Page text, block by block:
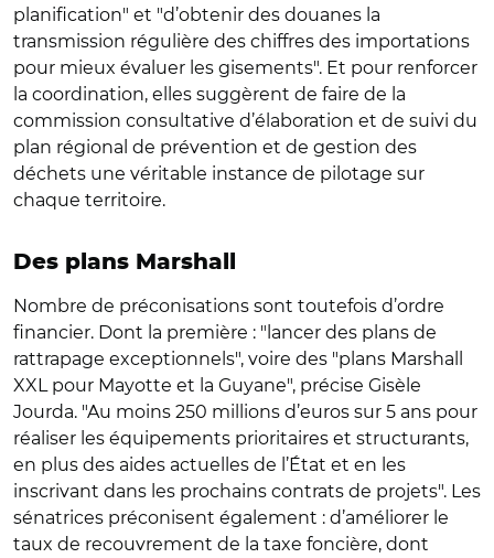
planification" et "d’obtenir des douanes la
transmission régulière des chiffres des importations
pour mieux évaluer les gisements". Et pour renforcer
la coordination, elles suggèrent de faire de la
commission consultative d’élaboration et de suivi du
plan régional de prévention et de gestion des
déchets une véritable instance de pilotage sur
chaque territoire.
Des plans Marshall
Nombre de préconisations sont toutefois d’ordre
financier. Dont la première : "lancer des plans de
rattrapage exceptionnels", voire des "plans Marshall
XXL pour Mayotte et la Guyane", précise Gisèle
Jourda. "Au moins 250 millions d’euros sur 5 ans pour
réaliser les équipements prioritaires et structurants,
en plus des aides actuelles de l’État et en les
inscrivant dans les prochains contrats de projets". Les
sénatrices préconisent également : d’améliorer le
taux de recouvrement de la taxe foncière, dont